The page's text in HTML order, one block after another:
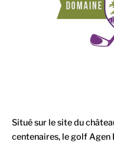
Situé sur le site du
centenaires, le golf Agen